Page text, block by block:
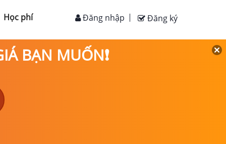
Học phí Đăng ký
Đăng nhập
BẠN MUỐN❗